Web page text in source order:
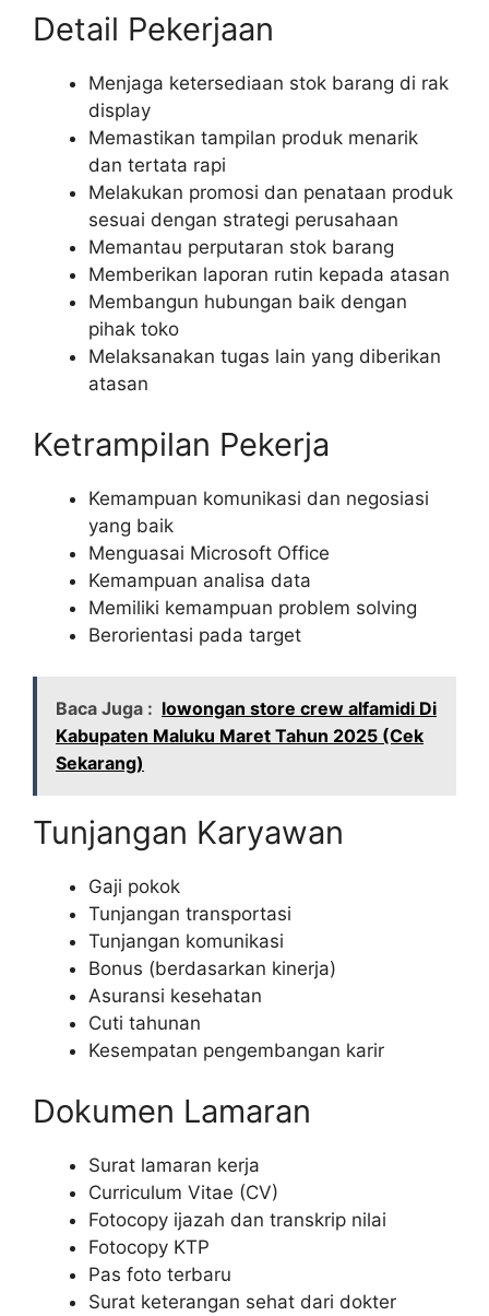
Detail Pekerjaan
Menjaga ketersediaan stok barang di rak
display
Memastikan tampilan produk menarik
dan tertata rapi
Melakukan promosi dan penataan produk
sesuai dengan strategi perusahaan
Memantau perputaran stok barang
Memberikan laporan rutin kepada atasan
Membangun hubungan baik dengan
pihak toko
Melaksanakan tugas lain yang diberikan
atasan
Ketrampilan Pekerja
Kemampuan komunikasi dan negosiasi
yang baik
Menguasai Microsoft Office
Kemampuan analisa data
Memiliki kemampuan problem solving
Berorientasi pada target
Baca Juga : lowongan store crew alfamidi Di
Kabupaten Maluku Maret Tahun 2025 (Cek
Sekarang)
Tunjangan Karyawan
Gaji pokok
Tunjangan transportasi
Tunjangan komunikasi
Bonus (berdasarkan kinerja)
Asuransi kesehatan
Cuti tahunan
Kesempatan pengembangan karir
Dokumen Lamaran
Surat lamaran kerja
Curriculum Vitae (CV)
Fotocopy ijazah dan transkrip nilai
Fotocopy KTP
Pas foto terbaru
Surat keterangan sehat dari dokter